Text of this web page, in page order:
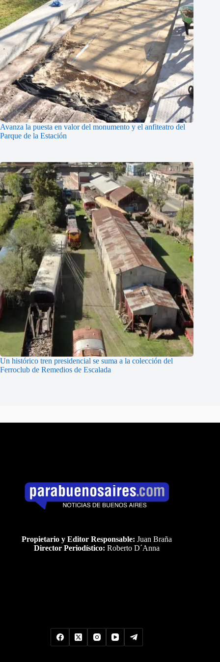
Avanza la puesta en valor del monumento y el anfiteatro del
Parque de la Estación
Un histórico tren presidencial se suma a la colección del
Ferroclub de Remedios de Escalada
Propietario y Editor Responsable: Juan Braña
Director Periodístico: Roberto D´Anna